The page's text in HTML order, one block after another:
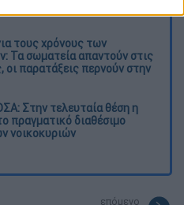
τους χρόνους των
Τα σωματεία απαντούν στις
οι παρατάξεις περνούν στην
Στην τελευταία θέση η
πραγματικό διαθέσιμο
νοικοκυριών
επόμενο